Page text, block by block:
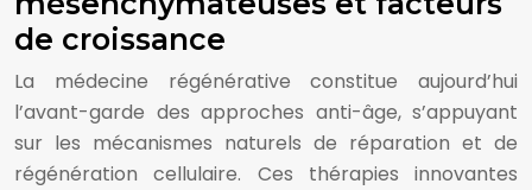
de croissance
La médecine régénérative constitue aujourd’hui
l’avant-garde des approches anti-âge, s’appuyant
sur les mécanismes naturels de réparation et de
régénération cellulaire. Ces thérapies innovantes